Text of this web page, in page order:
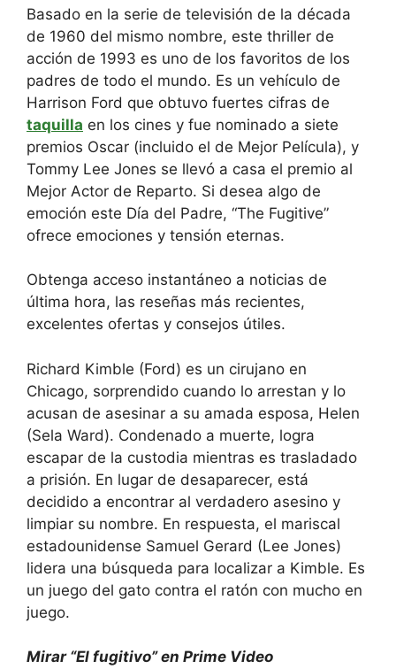
Basado en la serie de televisión de la década
de 1960 del mismo nombre, este thriller de
acción de 1993 es uno de los favoritos de los
padres de todo el mundo. Es un vehículo de
Harrison Ford que obtuvo fuertes cifras de
taquilla en los cines y fue nominado a siete
premios Oscar (incluido el de Mejor Película), y
Tommy Lee Jones se llevó a casa el premio al
Mejor Actor de Reparto. Si desea algo de
emoción este Día del Padre, “The Fugitive”
ofrece emociones y tensión eternas.
Obtenga acceso instantáneo a noticias de
última hora, las reseñas más recientes,
excelentes ofertas y consejos útiles.
Richard Kimble (Ford) es un cirujano en
Chicago, sorprendido cuando lo arrestan y lo
acusan de asesinar a su amada esposa, Helen
(Sela Ward). Condenado a muerte, logra
escapar de la custodia mientras es trasladado
a prisión. En lugar de desaparecer, está
decidido a encontrar al verdadero asesino y
limpiar su nombre. En respuesta, el mariscal
estadounidense Samuel Gerard (Lee Jones)
lidera una búsqueda para localizar a Kimble. Es
un juego del gato contra el ratón con mucho en
juego.
Mirar “El fugitivo” en Prime Video